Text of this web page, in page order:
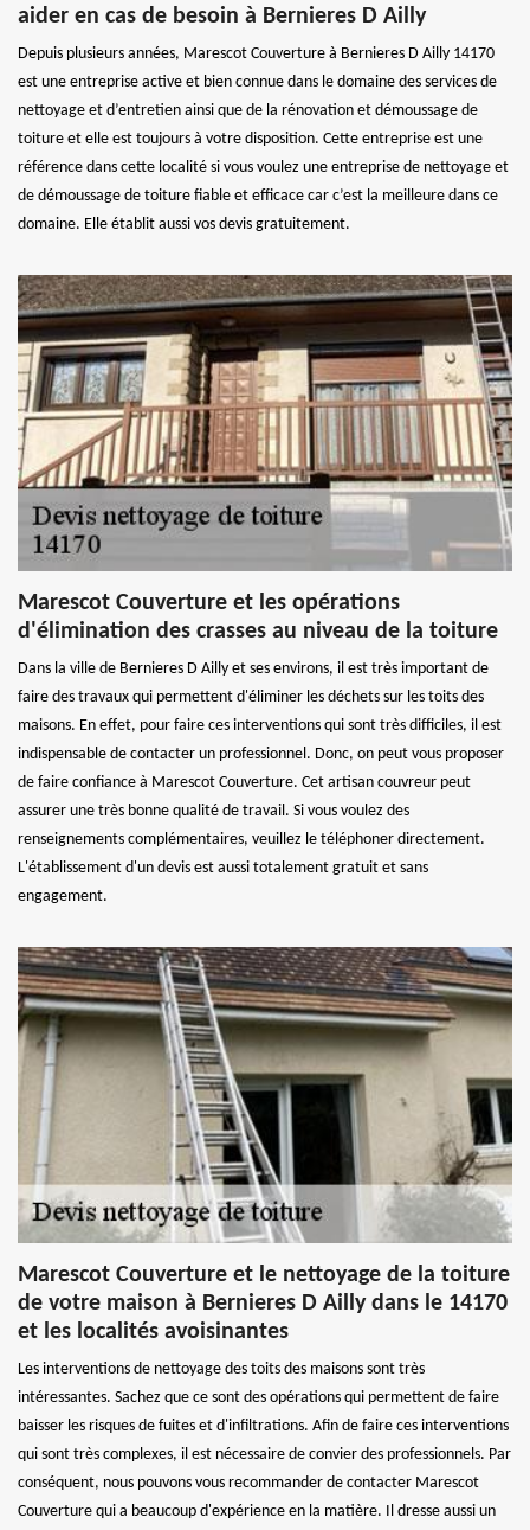
aider en cas de besoin à Bernieres D Ailly
Depuis plusieurs années, Marescot Couverture à Bernieres D Ailly 14170
est une entreprise active et bien connue dans le domaine des services de
nettoyage et d’entretien ainsi que de la rénovation et démoussage de
toiture et elle est toujours à votre disposition. Cette entreprise est une
référence dans cette localité si vous voulez une entreprise de nettoyage et
de démoussage de toiture fiable et efficace car c’est la meilleure dans ce
domaine. Elle établit aussi vos devis gratuitement.
Marescot Couverture et les opérations
d'élimination des crasses au niveau de la toiture
Dans la ville de Bernieres D Ailly et ses environs, il est très important de
faire des travaux qui permettent d'éliminer les déchets sur les toits des
maisons. En effet, pour faire ces interventions qui sont très difficiles, il est
indispensable de contacter un professionnel. Donc, on peut vous proposer
de faire confiance à Marescot Couverture. Cet artisan couvreur peut
assurer une très bonne qualité de travail. Si vous voulez des
renseignements complémentaires, veuillez le téléphoner directement.
L'établissement d'un devis est aussi totalement gratuit et sans
engagement.
Marescot Couverture et le nettoyage de la toiture
de votre maison à Bernieres D Ailly dans le 14170
et les localités avoisinantes
Les interventions de nettoyage des toits des maisons sont très
intéressantes. Sachez que ce sont des opérations qui permettent de faire
baisser les risques de fuites et d'infiltrations. Afin de faire ces interventions
qui sont très complexes, il est nécessaire de convier des professionnels. Par
conséquent, nous pouvons vous recommander de contacter Marescot
Couverture qui a beaucoup d'expérience en la matière. Il dresse aussi un